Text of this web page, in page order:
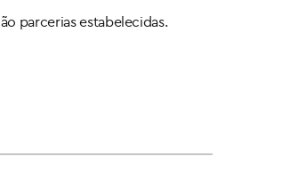
parcerias estabelecidas.